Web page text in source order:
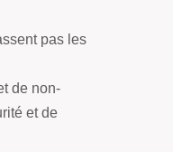
pas les
de non-
et de